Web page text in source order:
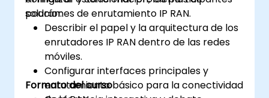
soluciones de enrutamiento IP RAN.
podrán:
Describir el papel y la arquitectura de los
enrutadores IP RAN dentro de las redes
móviles.
Configurar interfaces principales y
enrutamiento básico para la conectividad
Formato del curso